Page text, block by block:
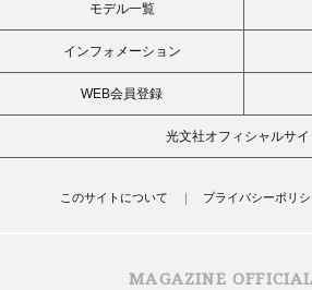
モデル一覧
インフォメーション
WEB会員登録
光文社オフィシャルサイ
このサイトについて プライバシーポリシ
MAGAZINE